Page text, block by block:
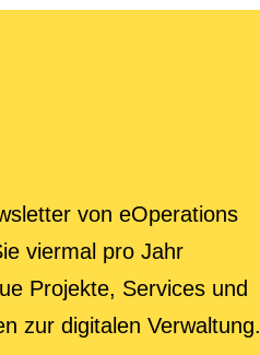
von eOperations
viermal pro Jahr
Projekte, Services und
zur digitalen Verwaltung.